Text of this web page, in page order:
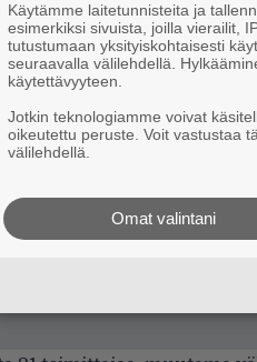
Käytämme laitetunnisteita ja
esimerkiksi sivuista, joilla vierailit,
tutustumaan yksityiskohtaisesti
seuraavalla välilehdellä.
käytettävyyteen.
Jotkin teknologiamme voivat
oikeutettu peruste. Voit vastustaa
välilehdellä.
Omat valintani